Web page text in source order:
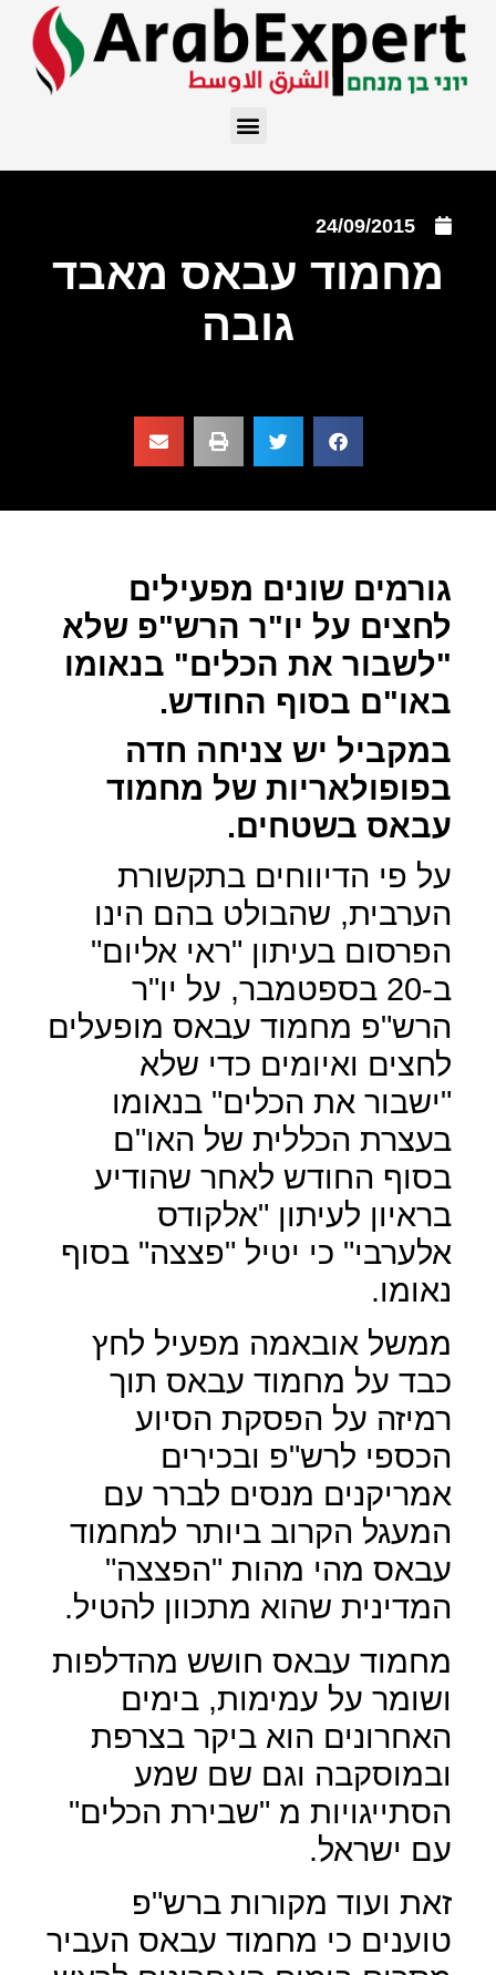
24/09/2015
מחמוד עבאס מאבד
גובה
גורמים שונים מפעילים
לחצים על יו"ר הרש"פ שלא
"לשבור את הכלים" בנאומו
באו"ם בסוף החודש.
במקביל יש צניחה חדה
בפופולאריות של מחמוד
עבאס בשטחים.
על פי הדיווחים בתקשורת
הערבית, שהבולט בהם הינו
הפרסום בעיתון "ראי אליום"
ב-20 בספטמבר, על יו"ר
הרש"פ מחמוד עבאס מופעלים
לחצים ואיומים כדי שלא
"ישבור את הכלים" בנאומו
בעצרת הכללית של האו"ם
בסוף החודש לאחר שהודיע
בראיון לעיתון "אלקודס
אלערבי" כי יטיל "פצצה" בסוף
נאומו.
ממשל אובאמה מפעיל לחץ
כבד על מחמוד עבאס תוך
רמיזה על הפסקת הסיוע
הכספי לרש"פ ובכירים
אמריקנים מנסים לברר עם
המעגל הקרוב ביותר למחמוד
עבאס מהי מהות "הפצצה"
המדינית שהוא מתכוון להטיל.
מחמוד עבאס חושש מהדלפות
ושומר על עמימות, בימים
האחרונים הוא ביקר בצרפת
ובמוסקבה וגם שם שמע
הסתייגויות מ "שבירת הכלים"
עם ישראל.
זאת ועוד מקורות ברש"פ
טוענים כי מחמוד עבאס העביר